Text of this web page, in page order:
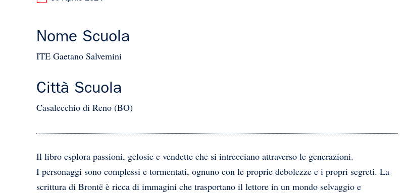
Nome Scuola
ITE Gaetano Salvemini
Città Scuola
Casalecchio di Reno (BO)
Il libro esplora passioni, gelosie e vendette che si intrecciano attraverso le generazioni.
I personaggi sono complessi e tormentati, ognuno con le proprie debolezze e i propri segreti. La
scrittura di Brontë è ricca di immagini che trasportano il lettore in un mondo selvaggio e